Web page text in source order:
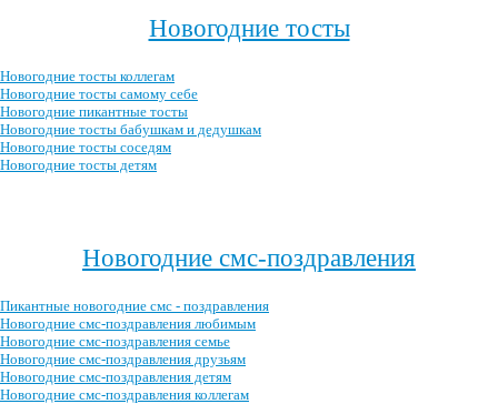
Новогодние тосты
Новогодние тосты коллегам
Новогодние тосты самому себе
Новогодние пикантные тосты
Новогодние тосты бабушкам и дедушкам
Новогодние тосты соседям
Новогодние тосты детям
Новогодние смс-поздравления
Пикантные новогодние смс - поздравления
Новогодние смс-поздравления любимым
Новогодние смс-поздравления семье
Новогодние смс-поздравления друзьям
Новогодние смс-поздравления детям
Новогодние смс-поздравления коллегам